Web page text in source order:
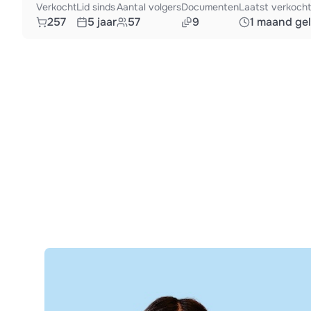
Verkocht
257
Lid sinds
5 jaar
Aantal volgers
57
Documenten
9
Laatst verkocht
1 maand